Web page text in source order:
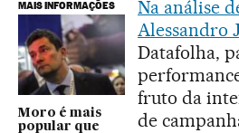
MAIS INFORMAÇÕES
Moro é mais
popular que
Na análise
Alessandro
Datafolha,
fruto da
de